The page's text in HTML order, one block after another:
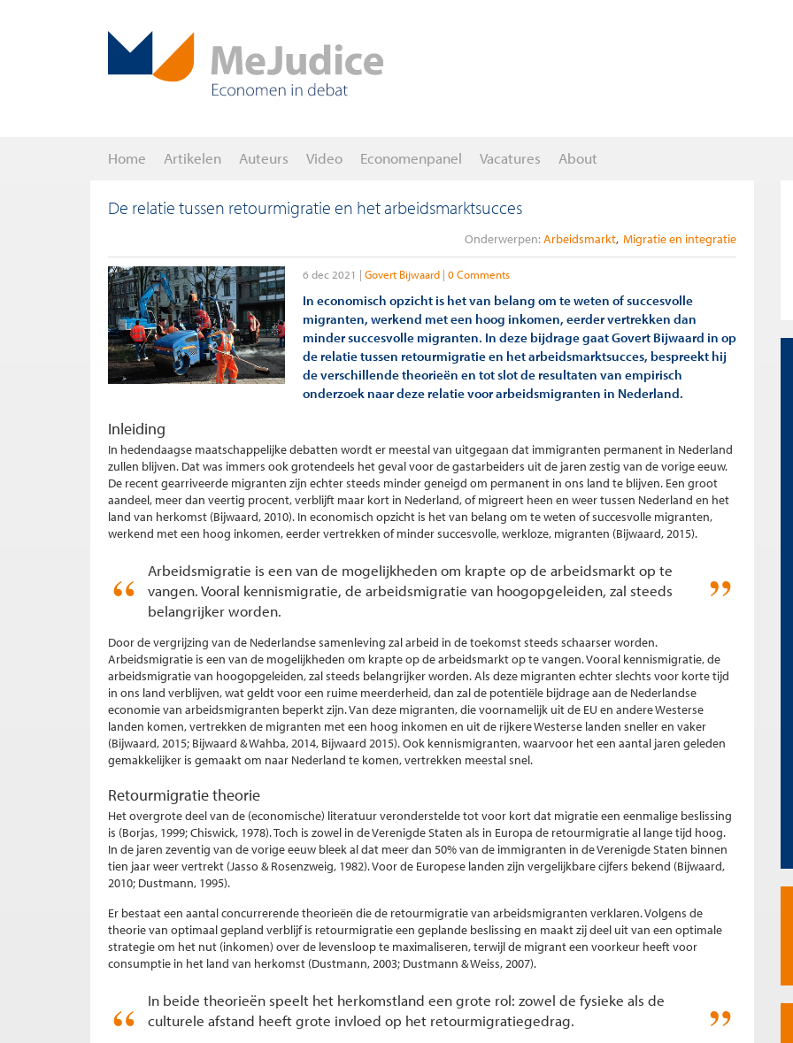
Home Artikelen Auteurs Video Economenpanel Vacatures About
De relatie tussen retourmigratie en het arbeidsmarktsucces
Onderwerpen: Arbeidsmarkt Migratie en integratie
6 dec 2021 Govert Bijwaard 0 Comments
In economisch opzicht is het van belang om te weten of succesvolle
migranten, werkend met een hoog inkomen, eerder vertrekken dan
minder succesvolle migranten. In deze bijdrage gaat Govert Bijwaard in op
de relatie tussen retourmigratie en het arbeidsmarktsucces, bespreekt hij
de verschillende theorieën en tot slot de resultaten van empirisch
onderzoek naar deze relatie voor arbeidsmigranten in Nederland.
Inleiding
In hedendaagse maatschappelijke debatten wordt er meestal van uitgegaan dat immigranten permanent in Nederland
zullen blijven. Dat was immers ook grotendeels het geval voor de gastarbeiders uit de jaren zestig van de vorige eeuw.
De recent gearriveerde migranten zijn echter steeds minder geneigd om permanent in ons land te blijven. Een groot
aandeel, meer dan veertig procent, verblijft maar kort in Nederland, of migreert heen en weer tussen Nederland en het
land van herkomst (Bijwaard, 2010). In economisch opzicht is het van belang om te weten of succesvolle migranten,
werkend met een hoog inkomen, eerder vertrekken of minder succesvolle, werkloze, migranten (Bijwaard, 2015).
Arbeidsmigratie is een van de mogelijkheden om krapte op de arbeidsmarkt op te
vangen. Vooral kennismigratie, de arbeidsmigratie van hoogopgeleiden, zal steeds
belangrijker worden.
Door de vergrijzing van de Nederlandse samenleving zal arbeid in de toekomst steeds schaarser worden.
Arbeidsmigratie is een van de mogelijkheden om krapte op de arbeidsmarkt op te vangen. Vooral kennismigratie, de
arbeidsmigratie van hoogopgeleiden, zal steeds belangrijker worden. Als deze migranten echter slechts voor korte tijd
in ons land verblijven, wat geldt voor een ruime meerderheid, dan zal de potentiële bijdrage aan de Nederlandse
economie van arbeidsmigranten beperkt zijn. Van deze migranten, die voornamelijk uit de EU en andere Westerse
landen komen, vertrekken de migranten met een hoog inkomen en uit de rijkere Westerse landen sneller en vaker
(Bijwaard, 2015; Bijwaard & Wahba, 2014, Bijwaard 2015). Ook kennismigranten, waarvoor het een aantal jaren geleden
gemakkelijker is gemaakt om naar Nederland te komen, vertrekken meestal snel.
Retourmigratie theorie
Het overgrote deel van de (economische) literatuur veronderstelde tot voor kort dat migratie een eenmalige beslissing
is (Borjas, 1999; Chiswick, 1978). Toch is zowel in de Verenigde Staten als in Europa de retourmigratie al lange tijd hoog.
In de jaren zeventig van de vorige eeuw bleek al dat meer dan 50% van de immigranten in de Verenigde Staten binnen
tien jaar weer vertrekt (Jasso & Rosenzweig, 1982). Voor de Europese landen zijn vergelijkbare cijfers bekend (Bijwaard,
2010; Dustmann, 1995).
Er bestaat een aantal concurrerende theorieën die de retourmigratie van arbeidsmigranten verklaren. Volgens de
theorie van optimaal gepland verblijf is retourmigratie een geplande beslissing en maakt zij deel uit van een optimale
strategie om het nut (inkomen) over de levensloop te maximaliseren, terwijl de migrant een voorkeur heeft voor
consumptie in het land van herkomst (Dustmann, 2003; Dustmann & Weiss, 2007).
In beide theorieën speelt het herkomstland een grote rol: zowel de fysieke als de
culturele afstand heeft grote invloed op het retourmigratiegedrag.